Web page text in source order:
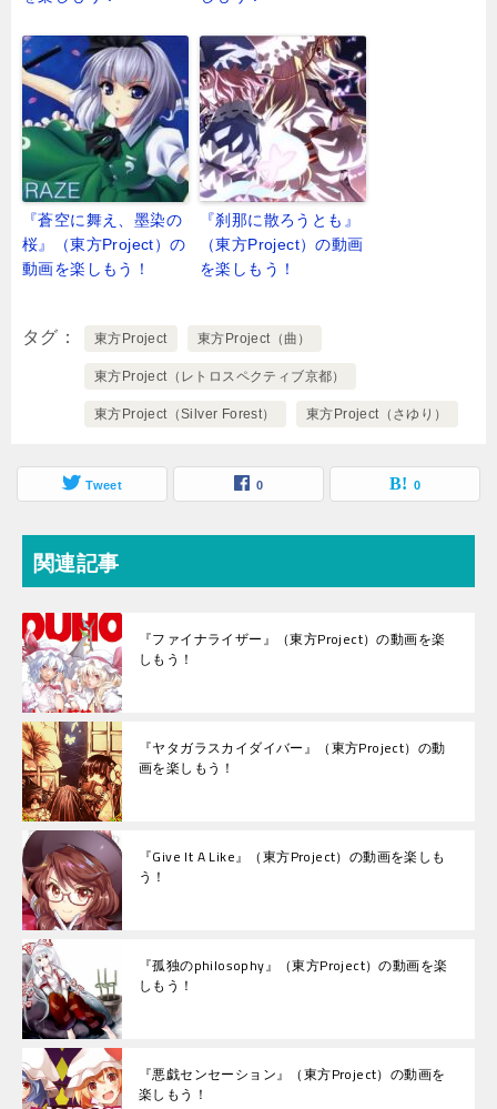
『蒼空に舞え、墨染の
桜』（東方Project）の
動画を楽しもう！
『刹那に散ろうとも』
（東方Project）の動画
を楽しもう！
タグ 東方Project 東方Project（曲）
東方Project（レトロスペクティブ京都）
東方Project（Silver Forest） 東方Project（さゆり）
Tweet 0 0
関連記事
『ファイナライザー』（東方Project）の動画を楽
しもう！
『ヤタガラスカイダイバー』（東方Project）の動
画を楽しもう！
『Give It A Like』（東方Project）の動画を楽しも
う！
『孤独のphilosophy』（東方Project）の動画を楽
しもう！
『悪戯センセーション』（東方Project）の動画を
楽しもう！